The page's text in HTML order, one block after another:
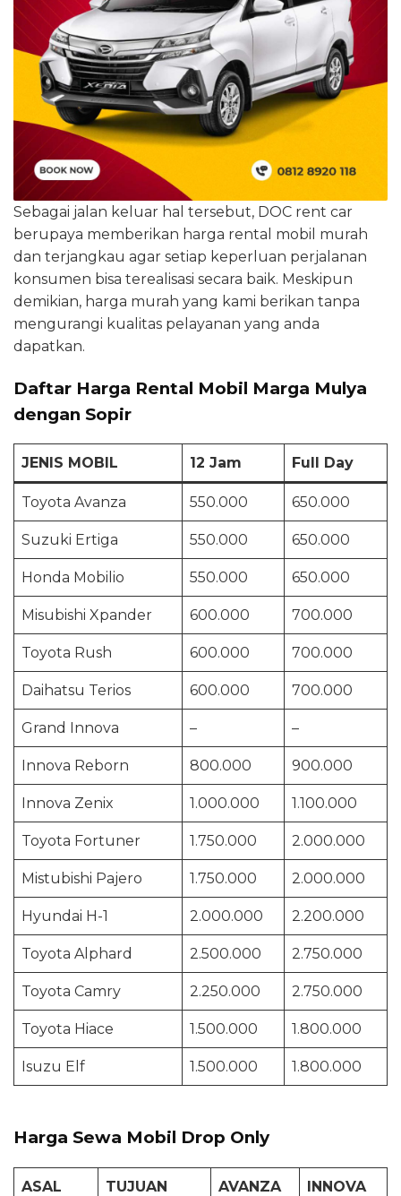
Sebagai jalan keluar hal tersebut, DOC rent car
berupaya memberikan harga rental mobil murah
dan terjangkau agar setiap keperluan perjalanan
konsumen bisa terealisasi secara baik. Meskipun
demikian, harga murah yang kami berikan tanpa
mengurangi kualitas pelayanan yang anda
dapatkan.
Daftar Harga Rental Mobil Marga Mulya
dengan Sopir
JENIS MOBIL 12 Jam Full Day
Toyota Avanza 550.000 650.000
Suzuki Ertiga 550.000 650.000
Honda Mobilio 550.000 650.000
Misubishi Xpander 600.000 700.000
Toyota Rush 600.000 700.000
Daihatsu Terios 600.000 700.000
Grand Innova – –
Innova Reborn 800.000 900.000
Innova Zenix 1.000.000 1.100.000
Toyota Fortuner 1.750.000 2.000.000
Mistubishi Pajero 1.750.000 2.000.000
Hyundai H-1 2.000.000 2.200.000
Toyota Alphard 2.500.000 2.750.000
Toyota Camry 2.250.000 2.750.000
Toyota Hiace 1.500.000 1.800.000
Isuzu Elf 1.500.000 1.800.000
Harga Sewa Mobil Drop Only
ASAL TUJUAN AVANZA INNOVA